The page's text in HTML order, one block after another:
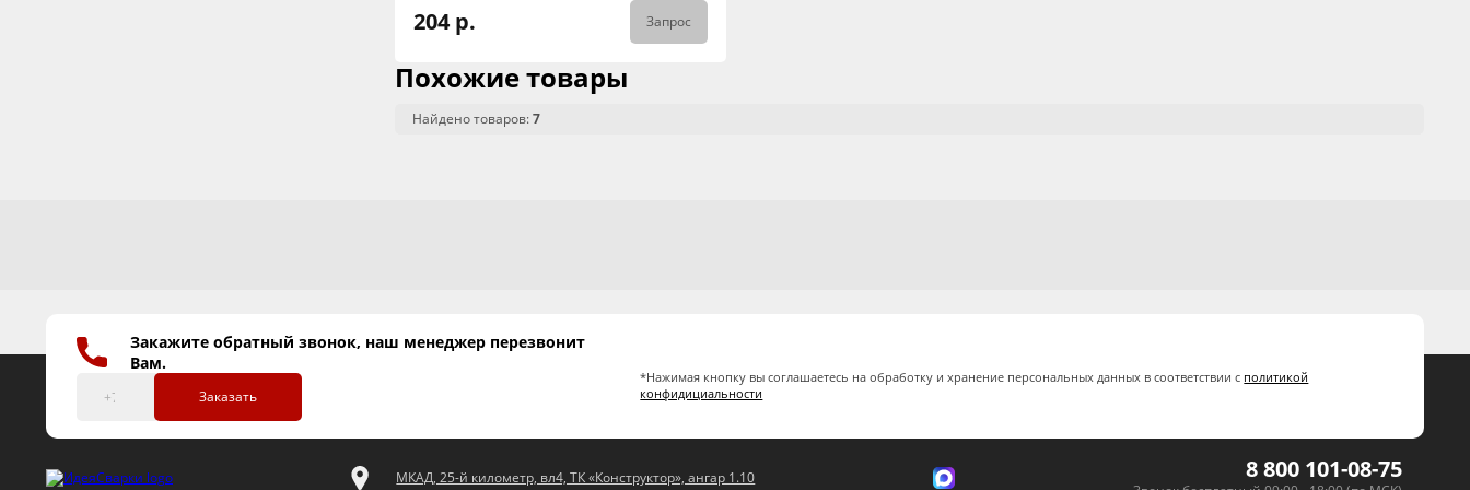
204 р. Запрос
Похожие товары
Найдено товаров:7
Закажите обратный звонок, наш менеджер перезвонит
Вам.
Заказать
*Нажимая кнопку вы соглашаетесь на обработку и хранение персональных данных в соответствии с политикой
конфидициальности
МКАД, 25-й километр, вл4, ТК «Конструктор», ангар 1.10 8 800 101-08-75